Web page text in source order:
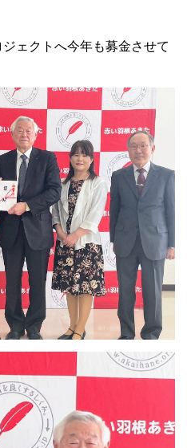
ェクトへ今年も募金させて